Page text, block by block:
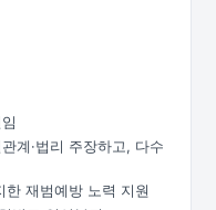
계·법리 주장하고, 다수
재범예방 노력 지원